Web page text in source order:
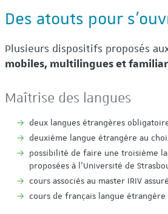
Des atouts pour
Plusieurs dispositifs proposés
mobiles, multilingues et
Maîtrise des langues
deux langues étrangères
deuxième langue étrangère au
possibilité de faire une troisième
proposées à l'Université de
cours associés au master IRIV
cours de français langue étrangère